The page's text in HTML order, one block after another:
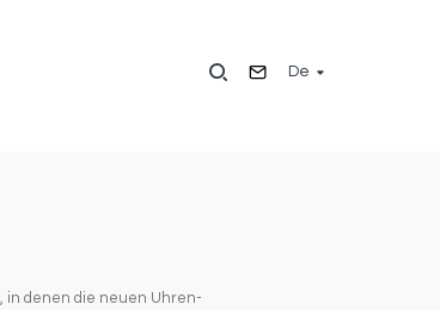
De
in denen die neuen Uhren-